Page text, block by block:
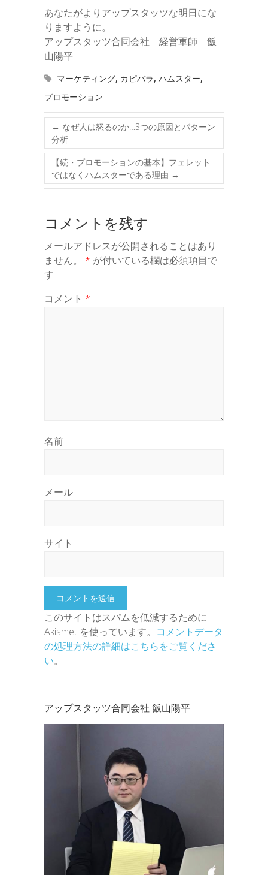
あなたがよりアップスタッツな明日にな
りますように。
アップスタッツ合同会社 経営軍師 飯
山陽平
マーケティング, カピバラ, ハムスター,
プロモーション
← なぜ人は怒るのか…3つの原因とパターン
分析
【続・プロモーションの基本】フェレット
ではなくハムスターである理由 →
コメントを残す
メールアドレスが公開されることはあり
ません。
* が付いている欄は必須項目で
す
コメント *
名前
メール
サイト
このサイトはスパムを低減するために
Akismet を使っています。 コメントデータ
の処理方法の詳細はこちらをご覧くださ
い。
アップスタッツ合同会社 飯山陽平